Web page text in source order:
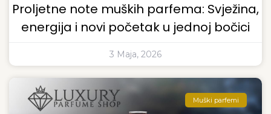
Proljetne note muških parfema: Svježina,
energija i novi početak u jednoj bočici
3 Maja, 2026
Muški parfemi